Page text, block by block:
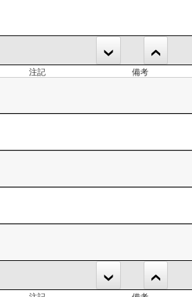
注記 備考